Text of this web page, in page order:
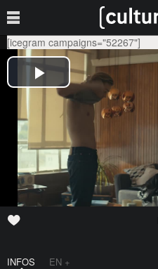
[icegram campaigns="52267"]
INFOS EN +